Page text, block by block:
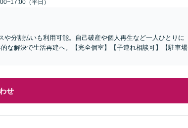
（平日）
や分割払いも利用可能。自己破産や個人再生など一人ひとりに
な解決で生活再建へ。【完全個室】【子連れ相談可】【駐車場
せ